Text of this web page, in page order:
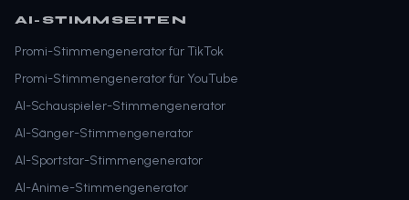
AI-STIMMSEITEN
Promi-Stimmengenerator für TikTok
Promi-Stimmengenerator für YouTube
AI-Schauspieler-Stimmengenerator
AI-Sänger-Stimmengenerator
AI-Sportstar-Stimmengenerator
AI-Anime-Stimmengenerator